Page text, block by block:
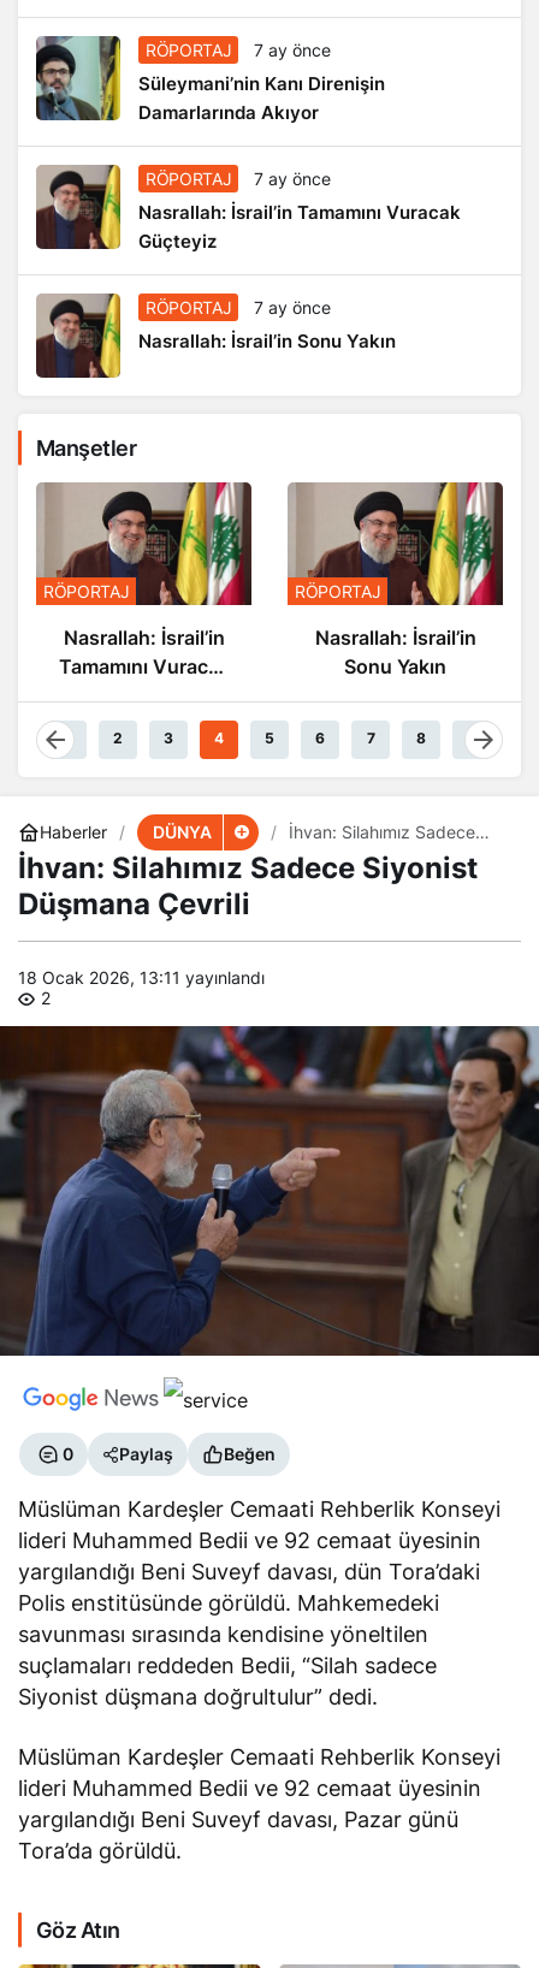
RÖPORTAJ 7 ay önce
Süleymani’nin Kanı Direnişin
Damarlarında Akıyor
RÖPORTAJ 7 ay önce
Nasrallah: İsrail’in Tamamını Vuracak
Güçteyiz
RÖPORTAJ 7 ay önce
Nasrallah: İsrail’in Sonu Yakın
Manşetler
RÖPORTAJ
Nasrallah: İsrail’in
Tamamını Vuracak
RÖPORTAJ
Nasrallah: İsrail’in
Sonu Yakın
1 2 3 4 5 6 7 8 9
Haberler DÜNYA
İhvan: Silahımız Sadece
Siyonist Düşmana Çevrili
İhvan: Silahımız Sadece Siyonist
Düşmana Çevrili
18 Ocak 2026, 13:11 yayınlandı
2
0 Paylaş Beğen
Müslüman Kardeşler Cemaati Rehberlik Konseyi
lideri Muhammed Bedii ve 92 cemaat üyesinin
yargılandığı Beni Suveyf davası, dün Tora’daki
Polis enstitüsünde görüldü. Mahkemedeki
savunması sırasında kendisine yöneltilen
suçlamaları reddeden Bedii, “Silah sadece
Siyonist düşmana doğrultulur” dedi.
Müslüman Kardeşler Cemaati Rehberlik Konseyi
lideri Muhammed Bedii ve 92 cemaat üyesinin
yargılandığı Beni Suveyf davası, Pazar günü
Tora’da görüldü.
Göz Atın